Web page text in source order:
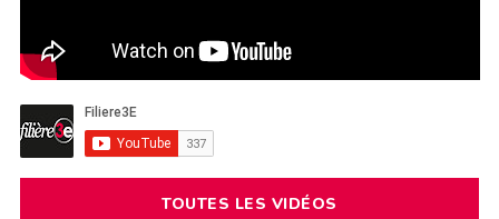
TOUTES LES VIDÉOS